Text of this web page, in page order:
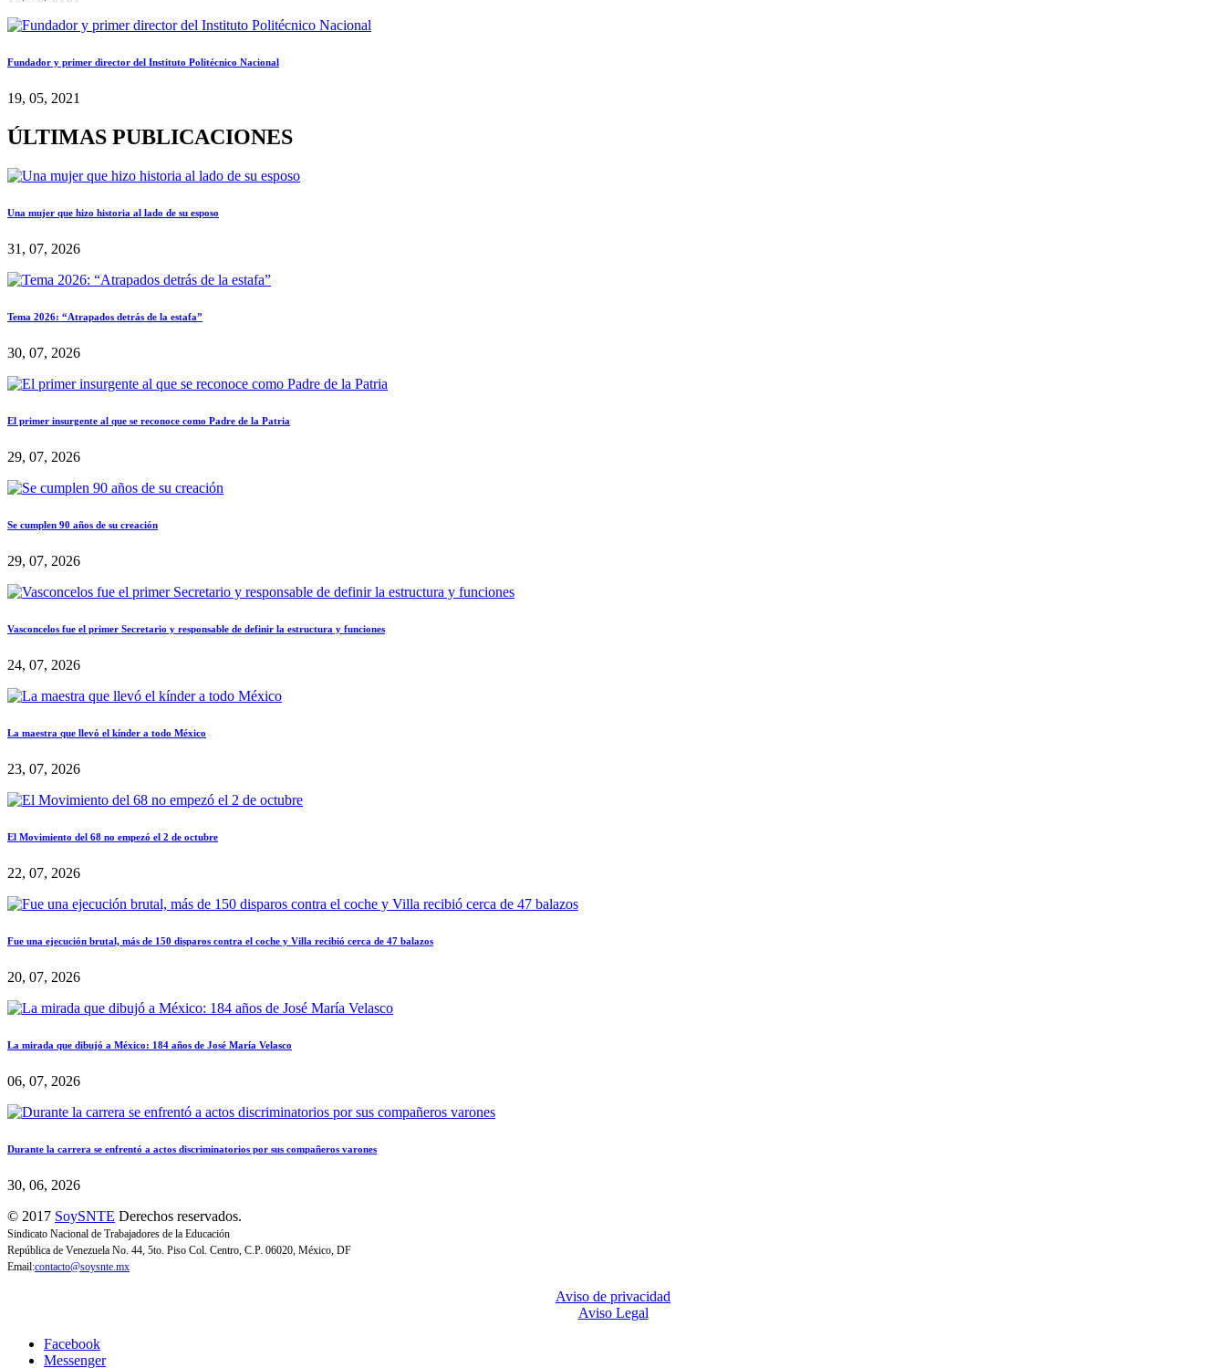
Fundador y primer director del Instituto Politécnico Nacional
19, 05, 2021
ÚLTIMAS PUBLICACIONES
Una mujer que hizo historia al lado de su esposo
31, 07, 2026
Tema 2026: “Atrapados detrás de la estafa”
30, 07, 2026
El primer insurgente al que se reconoce como Padre de la Patria
29, 07, 2026
Se cumplen 90 años de su creación
29, 07, 2026
Vasconcelos fue el primer Secretario y responsable de definir la estructura y funciones
24, 07, 2026
La maestra que llevó el kínder a todo México
23, 07, 2026
El Movimiento del 68 no empezó el 2 de octubre
22, 07, 2026
Fue una ejecución brutal, más de 150 disparos contra el coche y Villa recibió cerca de 47 balazos
20, 07, 2026
La mirada que dibujó a México: 184 años de José María Velasco
06, 07, 2026
Durante la carrera se enfrentó a actos discriminatorios por sus compañeros varones
30, 06, 2026
© 2017 SoySNTE Derechos reservados.
Sindicato Nacional de Trabajadores de la Educación
República de Venezuela No. 44, 5to. Piso Col. Centro, C.P. 06020, México, DF
Email:contacto@soysnte.mx
Aviso de privacidad
Aviso Legal
Facebook
Messenger